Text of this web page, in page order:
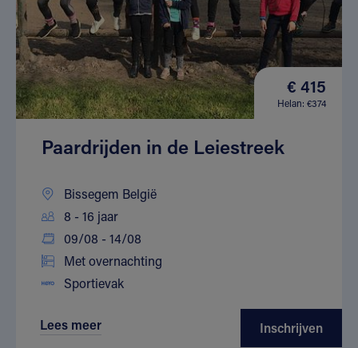
€ 415
Helan: €374
Paardrijden in de Leiestreek
Bissegem België
8 - 16 jaar
09/08 - 14/08
Met overnachting
Sportievak
Lees meer Inschrijven